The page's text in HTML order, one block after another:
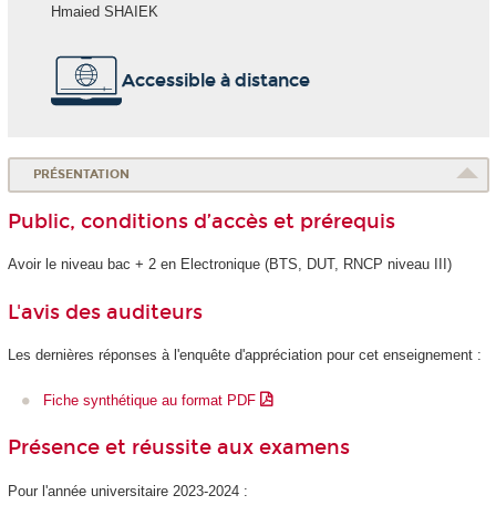
Hmaied SHAIEK
Accessible à distance
PRÉSENTATION
Public, conditions d’accès et prérequis
Avoir le niveau bac + 2 en Electronique (BTS, DUT, RNCP niveau III)
L'avis des auditeurs
Les dernières réponses à l'enquête d'appréciation pour cet enseignement :
Fiche synthétique au format PDF
Présence et réussite aux examens
Pour l'année universitaire 2023-2024 :